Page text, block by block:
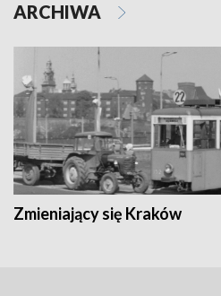
ARCHIWA
Zmieniający się Kraków